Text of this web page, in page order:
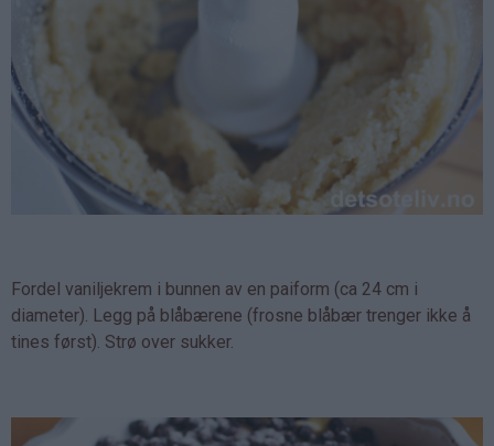
Fordel vaniljekrem i bunnen av en paiform (ca 24 cm i
diameter). Legg på blåbærene (frosne blåbær trenger ikke å
tines først). Strø over sukker.